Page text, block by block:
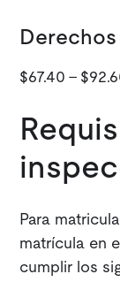
$67.40 -
Para
matrícula en
cumplir los